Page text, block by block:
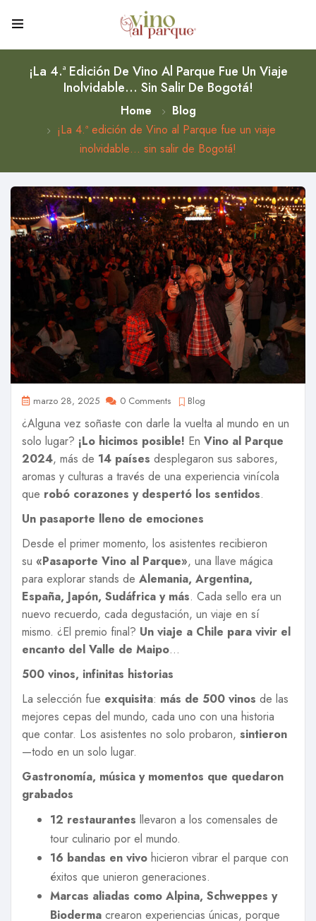
¡La 4.ª Edición De Vino Al Parque Fue Un Viaje
Inolvidable… Sin Salir De Bogotá!
Home
Blog
¡La 4.ª edición de Vino al Parque fue un viaje
inolvidable… sin salir de Bogotá!
marzo 28, 2025 0 Comments Blog
¿Alguna vez soñaste con darle la vuelta al mundo en un
solo lugar? ¡Lo hicimos posible! En Vino al Parque
2024, más de 14 países desplegaron sus sabores,
aromas y culturas a través de una experiencia vinícola
que robó corazones y despertó los sentidos.
Un pasaporte lleno de emociones
Desde el primer momento, los asistentes recibieron
su «Pasaporte Vino al Parque», una llave mágica
para explorar stands de Alemania, Argentina,
España, Japón, Sudáfrica y más. Cada sello era un
nuevo recuerdo, cada degustación, un viaje en sí
mismo. ¿El premio final? Un viaje a Chile para vivir el
encanto del Valle de Maipo…
500 vinos, infinitas historias
La selección fue exquisita: más de 500 vinos de las
mejores cepas del mundo, cada uno con una historia
que contar. Los asistentes no solo probaron, sintieron
—todo en un solo lugar.
Gastronomía, música y momentos que quedaron
grabados
12 restaurantes llevaron a los comensales de
tour culinario por el mundo.
16 bandas en vivo hicieron vibrar el parque con
éxitos que unieron generaciones.
Marcas aliadas como Alpina, Schweppes y
Bioderma crearon experiencias únicas, porque